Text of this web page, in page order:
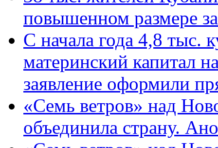
повышенном размере
С начала года 4,8 тыс.
материнский капитал
заявление оформили
«Семь ветров» над
объединила страну.